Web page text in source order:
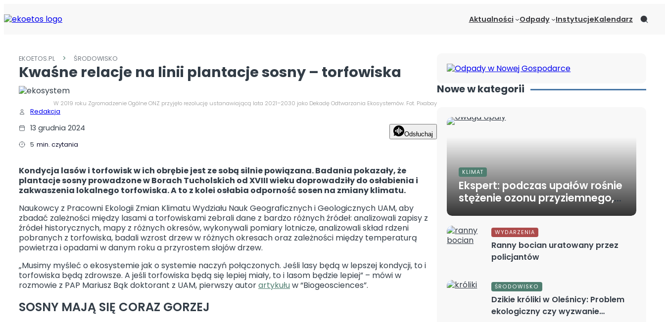
Aktualności Odpady InstytucjeKalendarz
EKOETOS.PL ŚRODOWISKO
Kwaśne relacje na linii plantacje sosny – torfowiska
W 2019 roku Zgromadzenie Ogólne ONZ przyjęło rezolucję ustanawiającą lata 2021–2030 jako Dekadę Odtwarzania Ekosystemów. Fot. Pixabay
Redakcja
13 grudnia 2024
5 min. czytania
Odsłuchaj
Kondycja lasów i torfowisk w ich obrębie jest ze sobą silnie powiązana. Badania pokazały, że
plantacje sosny prowadzone w Borach Tucholskich od XVIII wieku doprowadziły do osłabienia i
zakwaszenia lokalnego torfowiska. A to z kolei osłabia odporność sosen na zmiany klimatu.
Naukowcy z Pracowni Ekologii Zmian Klimatu Wydziału Nauk Geograficznych i Geologicznych UAM, aby
zbadać zależności między lasami a torfowiskami zebrali dane z bardzo różnych źródeł: analizowali zapisy z
źródeł historycznych, mapy z różnych okresów, wykonywali pomiary lotnicze, analizowali skład rdzeni
pobranych z torfowiska, badali wzrost drzew w różnych okresach oraz zależności między temperaturą
powietrza i opadami w danym roku a przyrostem słojów drzew.
„Musimy myśleć o ekosystemie jak o systemie naczyń połączonych. Jeśli lasy będą w lepszej kondycji, to i
torfowiska będą zdrowsze. A jeśli torfowiska będą się lepiej miały, to i lasom będzie lepiej” – mówi w
rozmowie z PAP Mariusz Bąk doktorant z UAM, pierwszy autorartykułuw “Biogeosciences”.
SOSNY MAJĄ SIĘ CORAZ GORZEJ
Nowe w kategorii
KLIMAT
Ekspert: podczas upałów rośnie
stężenie ozonu przyziemnego,
WYDARZENIA
Ranny bocian uratowany przez
policjantów
ŚRODOWISKO
Dzikie króliki w Oleśnicy: Problem
ekologiczny czy wyzwanie